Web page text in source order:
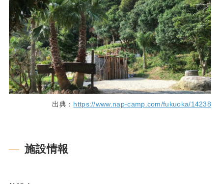
出典： https://www.nap-camp.com/fukuoka/14238
施設情報